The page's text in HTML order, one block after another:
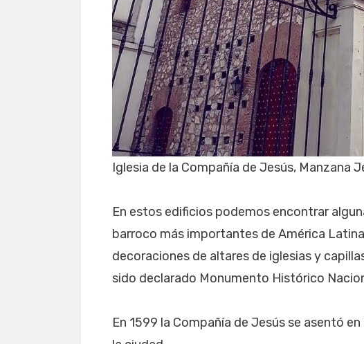
Iglesia de la Compañía de Jesús, Manzana
En estos edificios podemos encontrar
barroco más importantes de América
decoraciones de altares de iglesias y
sido declarado Monumento Histórico
En 1599 la Compañía de Jesús se asentó